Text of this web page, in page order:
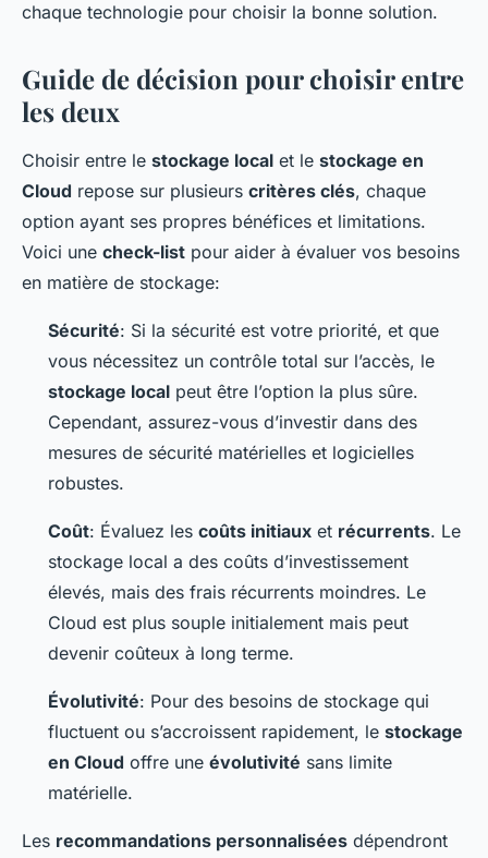
chaque technologie pour choisir la bonne solution.
Guide de décision pour choisir entre
les deux
Choisir entre le stockage local et le stockage en
Cloud repose sur plusieurs critères clés, chaque
option ayant ses propres bénéfices et limitations.
Voici une check-list pour aider à évaluer vos besoins
en matière de stockage:
Sécurité: Si la sécurité est votre priorité, et que
vous nécessitez un contrôle total sur l’accès, le
stockage local peut être l’option la plus sûre.
Cependant, assurez-vous d’investir dans des
mesures de sécurité matérielles et logicielles
robustes.
Coût: Évaluez les coûts initiaux et récurrents. Le
stockage local a des coûts d’investissement
élevés, mais des frais récurrents moindres. Le
Cloud est plus souple initialement mais peut
devenir coûteux à long terme.
Évolutivité: Pour des besoins de stockage qui
fluctuent ou s’accroissent rapidement, le stockage
en Cloud offre une évolutivité sans limite
matérielle.
Les recommandations personnalisées dépendront